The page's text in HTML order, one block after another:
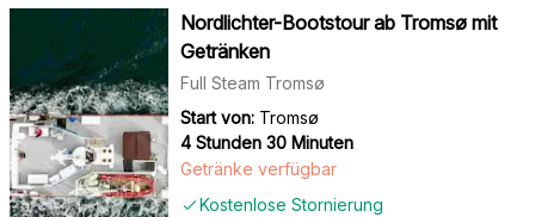
Nordlichter-Bootstour ab Tromsø mit
Getränken
Full Steam Tromsø
Start von: Tromsø
4 Stunden 30 Minuten
Kostenlose Stornierung
Getränke verfügbar